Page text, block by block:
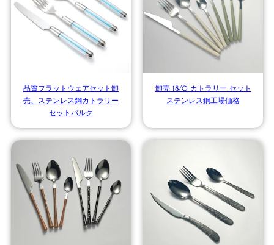
品質フラットウェアセット卸
売、ステンレス鋼カトラリー
セットバルク
卸売 18/0 カトラリー セット
ステンレス鋼工場価格